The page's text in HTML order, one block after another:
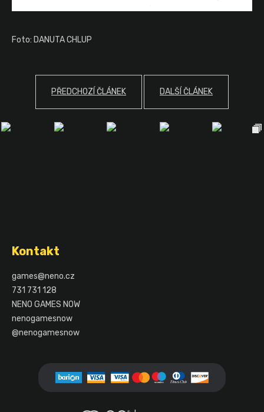
Foto: DANUTA CHLUP
PŘEDCHOZÍ ČLÁNEK DALŠÍ ČLÁNEK
Kontakt
games@neno.cz
731 731 128
NENO GAMES NOW
nenogamesnow
@nenogamesnow